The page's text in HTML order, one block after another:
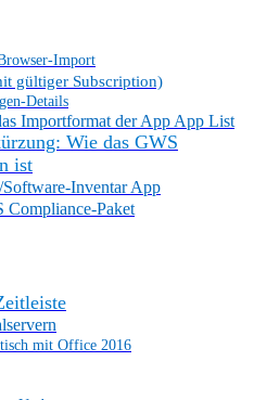
Import
gültiger Subscription)
Details
Importformat der App App List
Wie das GWS
ist
Inventar App
Compliance-Paket
mit Office 2016